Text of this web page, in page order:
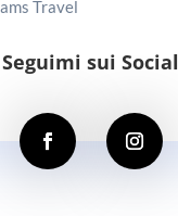
Travel
Seguimi sui Social